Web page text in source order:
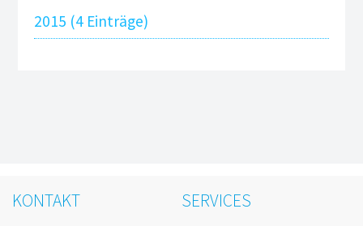
2015 (4 Einträge)
KONTAKT SERVICES